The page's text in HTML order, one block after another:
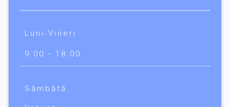
Luni-Vineri
9:00 - 18:00
Sâmbătă